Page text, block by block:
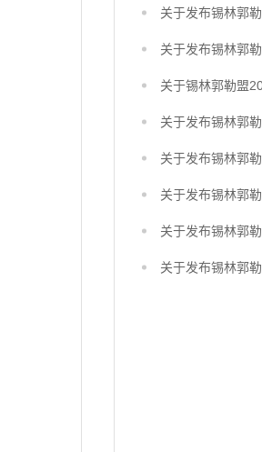
关于发布锡林郭
关于发布锡林郭
关于锡林郭勒盟
关于发布锡林郭
关于发布锡林郭
关于发布锡林郭
关于发布锡林郭
关于发布锡林郭